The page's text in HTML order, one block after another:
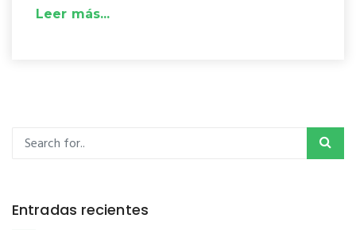
Leer más...
Entradas recientes